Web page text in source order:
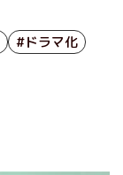
#ドラマ化